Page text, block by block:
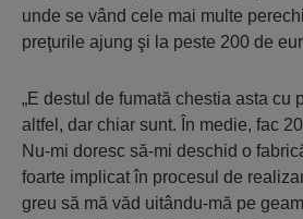
unde se vând cele mai multe
preţurile ajung şi la peste 200 de
„E destul de fumată chestia asta cu
altfel, dar chiar sunt. În medie, fac
Nu-mi doresc să-mi deschid o
foarte implicat în procesul de
greu să mă văd uitându-mă pe